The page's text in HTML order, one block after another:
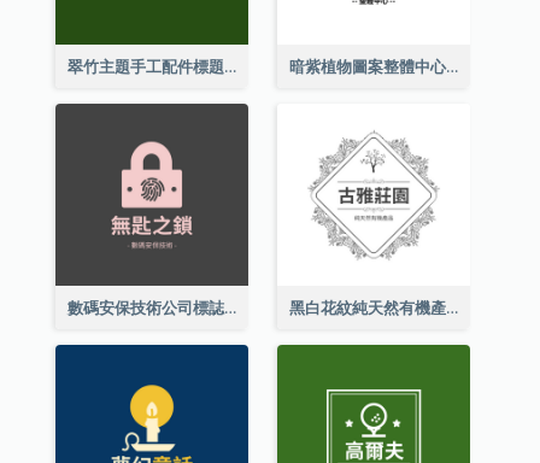
翠竹主題手工配件標題 暗紫植物圖案整體中心標誌
數碼安保技術公司標誌 黑白花紋純天然有機產品標誌